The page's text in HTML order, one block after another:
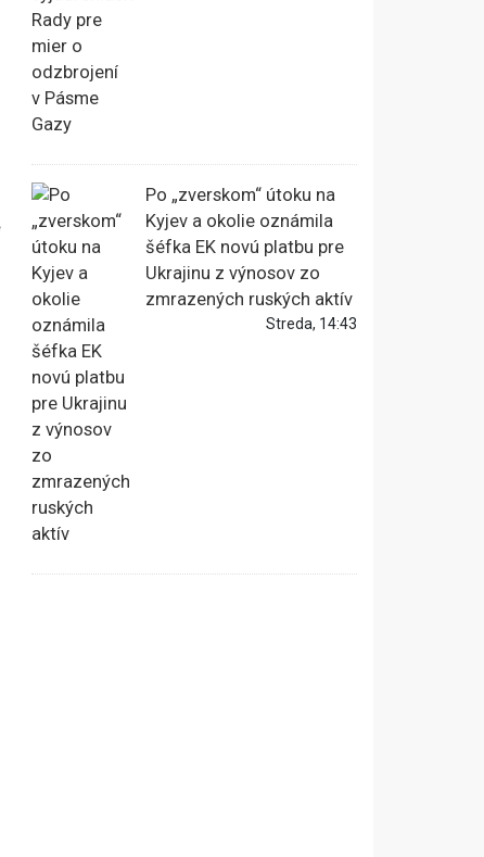
Po „zverskom“ útoku na
Kyjev a okolie oznámila
šéfka EK novú platbu pre
Ukrajinu z výnosov zo
zmrazených ruských aktív
Streda, 14:43